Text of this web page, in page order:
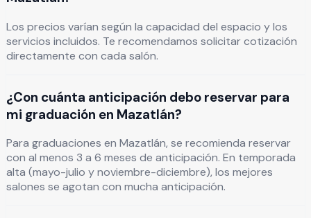
Los precios varían según la capacidad del espacio y los
servicios incluidos. Te recomendamos solicitar cotización
directamente con cada salón.
¿Con cuánta anticipación debo reservar para
mi graduación en Mazatlán?
Para graduaciones en Mazatlán, se recomienda reservar
con al menos 3 a 6 meses de anticipación. En temporada
alta (mayo-julio y noviembre-diciembre), los mejores
salones se agotan con mucha anticipación.